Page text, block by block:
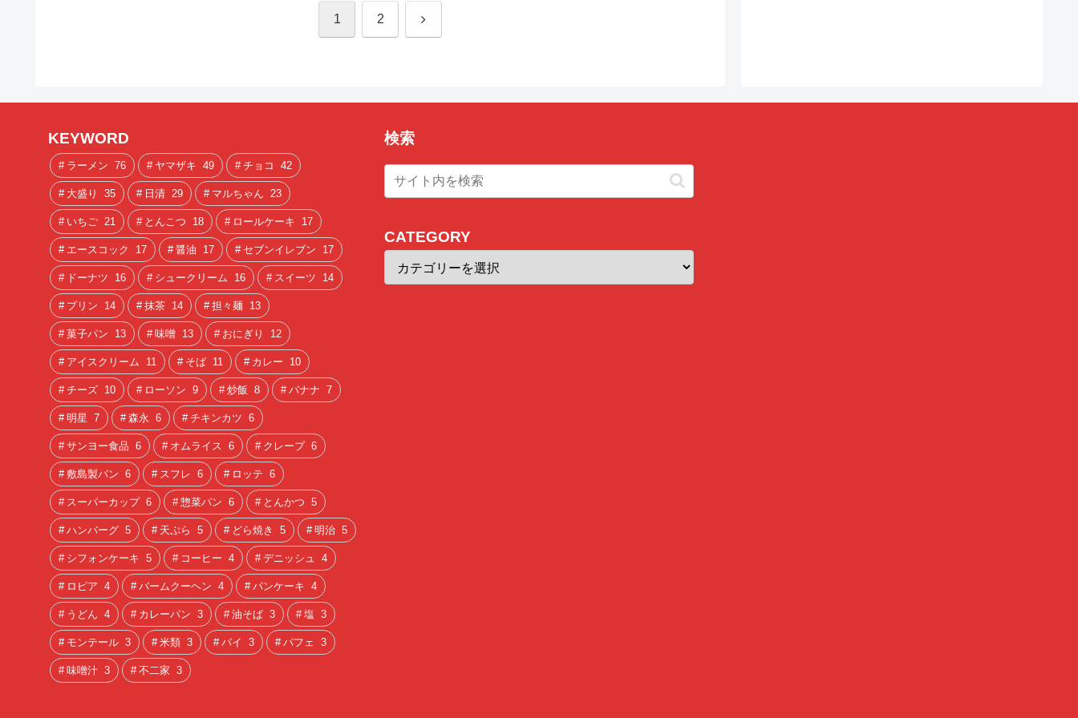
1 2 次
KEYWORD
ラーメン 76 ヤマザキ 49 チョコ 42
大盛り 35 日清 29 マルちゃん 23
いちご 21 とんこつ 18 ロールケーキ 17
エースコック 17 醤油 17 セブンイレブン 17
ドーナツ 16 シュークリーム 16 スイーツ 14
プリン 14 抹茶 14 担々麺 13
菓子パン 13 味噌 13 おにぎり 12
アイスクリーム 11 そば 11 カレー 10
チーズ 10 ローソン 9 炒飯 8 バナナ 7
明星 7 森永 6 チキンカツ 6
サンヨー食品 6 オムライス 6 クレープ 6
敷島製パン 6 スフレ 6 ロッテ 6
スーパーカップ 6 惣菜パン 6 とんかつ 5
ハンバーグ 5 天ぷら 5 どら焼き 5 明治 5
シフォンケーキ 5 コーヒー 4 デニッシュ 4
ロピア 4 バームクーヘン 4 パンケーキ 4
うどん 4 カレーパン 3 油そば 3 塩 3
モンテール 3 米類 3 パイ 3 パフェ 3
味噌汁 3 不二家 3
検索
CATEGORY